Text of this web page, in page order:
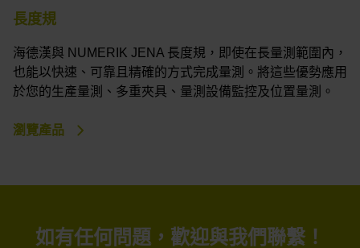
長度規
海德漢與 NUMERIK JENA 長度規，即使在長量測範圍內，
也能以快速、可靠且精確的方式完成量測。將這些優勢應用
於您的生產量測、多重夾具、量測設備監控及位置量測。
瀏覽產品
如有任何問題，歡迎與我們聯繫！